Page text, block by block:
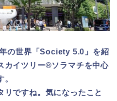
の世界「Society 5.0」を紹
カイツリー®ソラマチを中心
リですね。気になったこと